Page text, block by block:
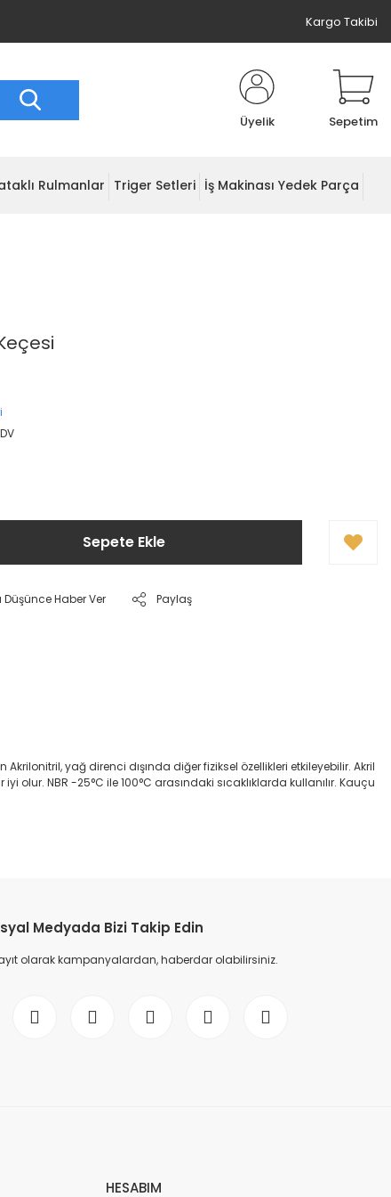
Kargo Takibi
Üyelik Sepetim
Rulmanlar Triger Setleri İş Makinası Yedek Parça
Sepete Ekle
Düşünce Haber Ver Paylaş
yağ direnci dışında diğer fiziksel özellikleri etkileyebilir. Akril
NBR -25°C ile 100°C arasındaki sıcaklıklarda kullanılır. Kauçu
Medyada Bizi Takip Edin
olarak kampanyalardan, haberdar olabilirsiniz.
HESABIM